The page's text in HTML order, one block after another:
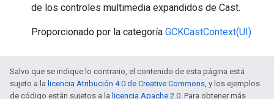
de los controles multimedia expandidos de Cast.
Proporcionado por la categoría GCKCastContext(UI)
Salvo que se indique lo contrario, el contenido de esta página está
sujeto a la licencia Atribución 4.0 de Creative Commons, y los ejemplos
de código están sujetos a la licencia Apache 2.0. Para obtener más